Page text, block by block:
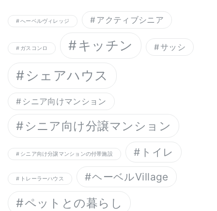
へーベルヴィレッジ アクティブシニア
ガスコンロ キッチン サッシ
シェアハウス
シニア向けマンション
シニア向け分譲マンション
シニア向け分譲マンションの付帯施設 トイレ
トレーラーハウス ヘーベルVillage
ペットとの暮らし